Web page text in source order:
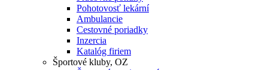
Pohotovosť lekární
Ambulancie
Cestovné poriadky
Inzercia
Katalóg firiem
Športové kluby, OZ